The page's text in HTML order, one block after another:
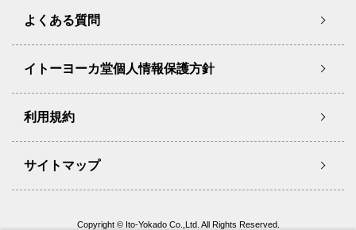
よくある質問
イトーヨーカ堂個人情報保護方針
利用規約
サイトマップ
Copyright © Ito-Yokado Co.,Ltd. All Rights Reserved.